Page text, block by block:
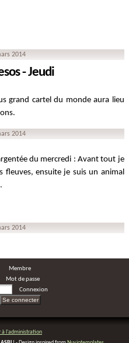
Membre
Mot de passe
Connexion
2014
- Jeudi
grand cartel du monde aura lieu
2014
du mercredi : Avant tout je
fleuves, ensuite je suis un animal
2014
à l'administration